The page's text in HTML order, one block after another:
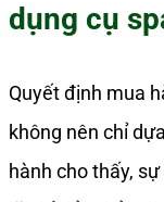
dụng cụ
Quyết định mua
không nên chỉ
hành cho thấy,